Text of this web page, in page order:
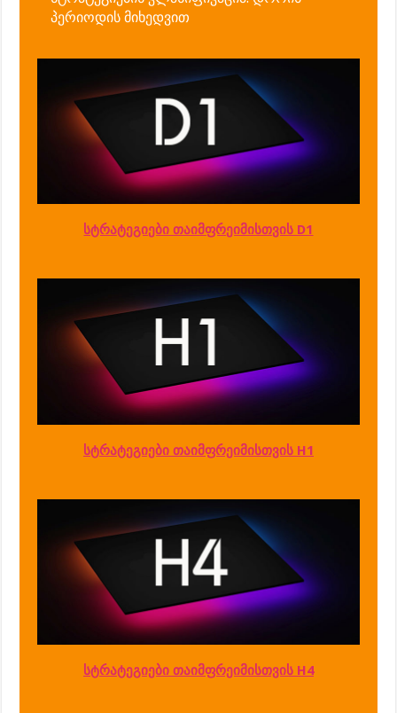
პერიოდის მიხედვით
სტრატეგიები თაიმფრეიმისთვის D1
სტრატეგიები თაიმფრეიმისთვის H1
სტრატეგიები თაიმფრეიმისთვის H4